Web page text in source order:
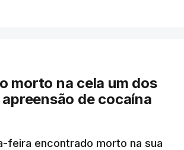
concluídos cerca de 50 por
20 mil pedidos de reapreciação,
porta-voz da Missão Escola
de que o processo esteja
morto na cela um dos
de cocaína
feira encontrado morto na sua